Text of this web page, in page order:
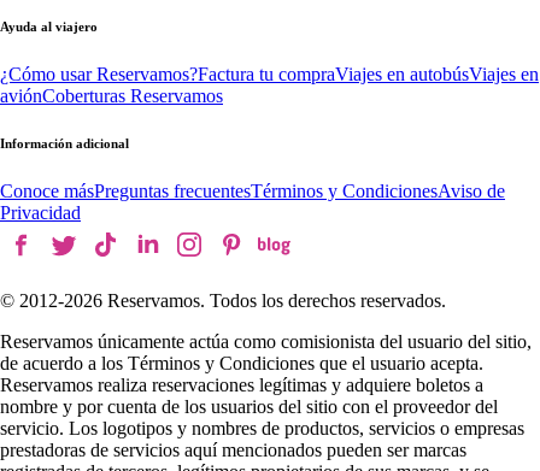
Ayuda al viajero
¿Cómo usar Reservamos?Factura tu compraViajes en autobúsViajes en
aviónCoberturas Reservamos
Información adicional
Conoce másPreguntas frecuentesTérminos y CondicionesAviso de
Privacidad
© 2012-2026 Reservamos. Todos los derechos reservados.
Reservamos únicamente actúa como comisionista del usuario del sitio,
de acuerdo a los Términos y Condiciones que el usuario acepta.
Reservamos realiza reservaciones legítimas y adquiere boletos a
nombre y por cuenta de los usuarios del sitio con el proveedor del
servicio. Los logotipos y nombres de productos, servicios o empresas
prestadoras de servicios aquí mencionados pueden ser marcas